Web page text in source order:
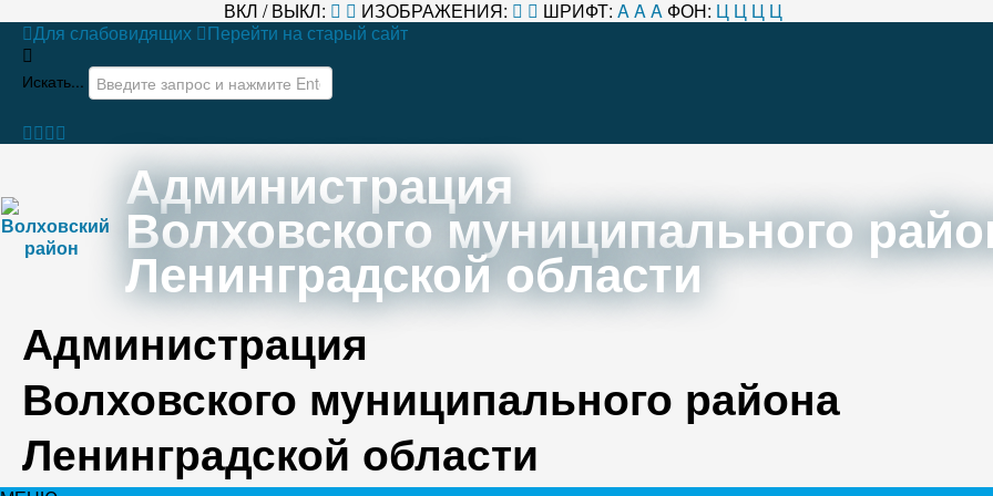
ВКЛ / ВЫКЛ: ИЗОБРАЖЕНИЯ: ШРИФТ: AAA ФОН: Ц Ц Ц Ц
Для слабовидящих
Перейти на старый сайт
Искать...
Администрация
Волховского муниципального
Ленинградской области
Администрация
Волховского муниципального района
Ленинградской области